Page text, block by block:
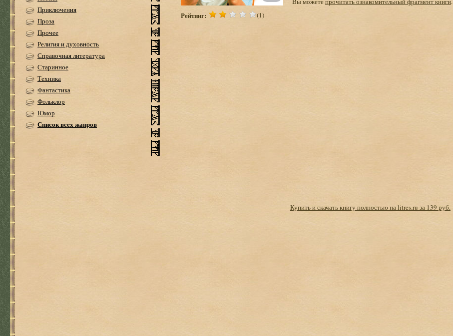
Приключения
Проза
Прочее
Религия и духовность
Справочная литература
Старинное
Техника
Фантастика
Фольклор
Юмор
Список всех жанров
Рейтинг: (1)
Купить и скачать книгу полностью на litres.ru за 139 руб.